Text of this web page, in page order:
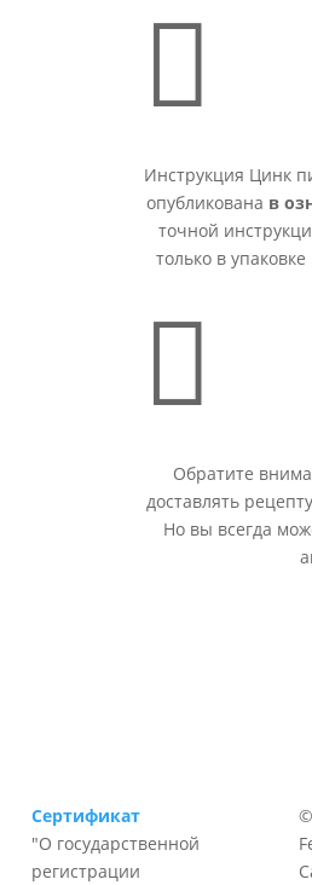

Инструкция Цинк
опубликована в
точной
только в

Обратите
доставлять
Но вы всегда
Сертификат
"О государственной
регистрации